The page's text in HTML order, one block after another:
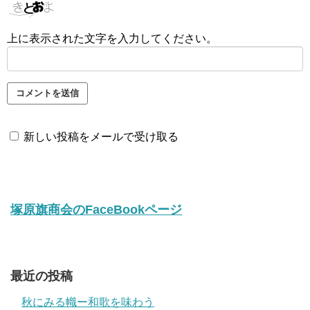
上に表示された文字を入力してください。
新しい投稿をメールで受け取る
塚原旗商会のFaceBookページ
最近の投稿
秋にみる幟ー和歌を味わう